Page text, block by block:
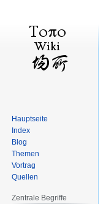
Hauptseite
Index
Blog
Themen
Vortrag
Quellen
Zentrale Begriffe